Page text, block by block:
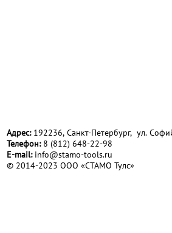
Адрес:192236, Санкт-Петербург, ул.
Телефон:8 (812) 648-22-98
Е-mail: info@stamo-tools.ru
© 2014-2023 ООО «СТАМО Тулс»